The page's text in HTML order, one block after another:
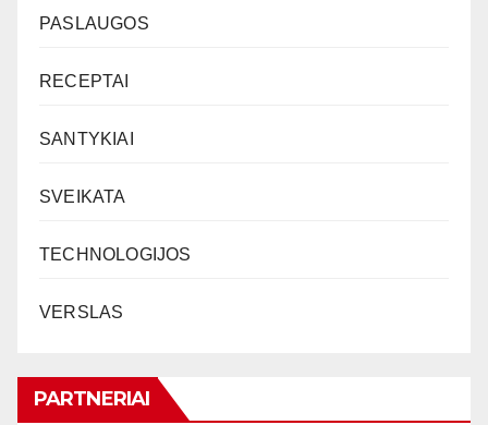
PASLAUGOS
RECEPTAI
SANTYKIAI
SVEIKATA
TECHNOLOGIJOS
VERSLAS
PARTNERIAI